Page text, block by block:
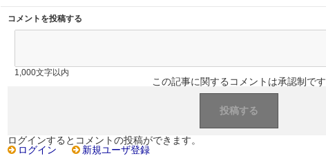
コメントを投稿する
1,000文字以内
この記事に関するコメントは承認制です
ログインするとコメントの投稿ができます。
ログイン
新規ユーザ登録